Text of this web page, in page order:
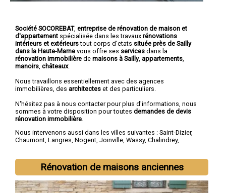
Société SOCOREBAT, entreprise de rénovation de maison et
d'appartement spécialisée dans les travaux rénovations
intérieurs et extérieurstout corps d'etats située près de Sailly
dans la Haute-Marne vous offre ses services dans la
rénovation immobilière de maisons à Sailly, appartements
manoirs châteaux.
Nous travaillons essentiellement avec des agences
immobilières, des architectes et des particuliers.
N'hésitez pas à nous contacter pour plus d'informations, nous
sommes à votre disposition pour toutes demandes de devis
rénovation immobilière
Nous intervenons aussi dans les villes suivantes : Saint-Dizier,
Chaumont, Langres, Nogent, Joinville, Wassy, Chalindrey,
Rénovation de maisons anciennes